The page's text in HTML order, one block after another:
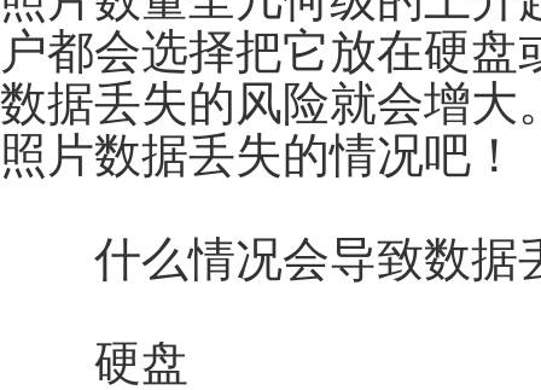
户都会选择把它放在硬
数据丢失的风险就会增大
照片数据丢失的情况吧！
什么情况会导致数据
硬盘